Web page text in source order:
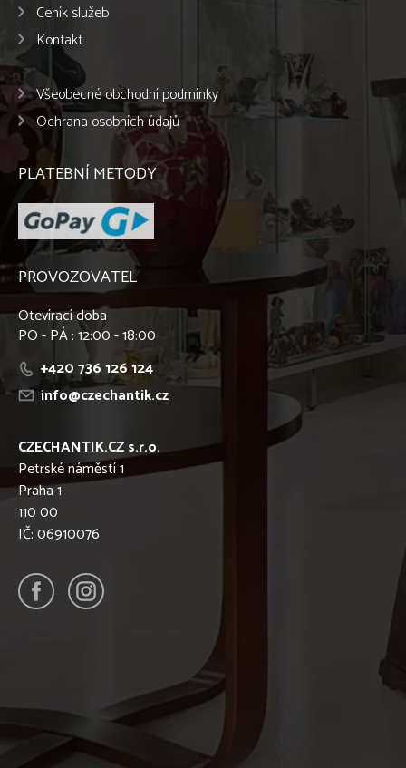
Ceník služeb
Kontakt
Všeobecné obchodní podmínky
Ochrana osobních údajů
PLATEBNÍ METODY
PROVOZOVATEL
Otevírací doba
PO - PÁ : 12:00 - 18:00
+420 736 126 124
info@czechantik.cz
CZECHANTIK.CZ s.r.o.
Petrské náměstí 1
Praha 1
110 00
IČ: 06910076